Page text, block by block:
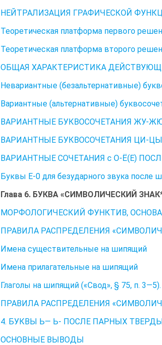
НЕЙТРАЛИЗАЦИЯ ГРАФИЧЕСКОЙ
Теоретическая платформа первого
Теоретическая платформа второго
ОБЩАЯ ХАРАКТЕРИСТИКА
Невариантные (безальтернативные)
Вариантные (альтернативные)
ВАРИАНТНЫЕ БУКВОСОЧЕТАНИЯ ЖУ-
ВАРИАНТНЫЕ БУКВОСОЧЕТАНИЯ ЦИ-ЦЫ
ВАРИАНТНЫЕ СОЧЕТАНИЯ с О-Ё(Е)
Буквы Е-0 для безударного звука после
Глава 6. БУКВА «СИМВОЛИЧЕСКИЙ
МОРФОЛОГИЧЕСКИЙ ФУНКТИВ,
ПРАВИЛА РАСПРЕДЕЛЕНИЯ
Имена существительные на шипящий
Имена прилагательные на шипящий
Глаголы на шипящий («Свод», § 75, п. 3—5).
ПРАВИЛА РАСПРЕДЕЛЕНИЯ
4. БУКВЫ Ь— Ь- ПОСЛЕ ПАРНЫХ
ОСНОВНЫЕ ВЫВОДЫ